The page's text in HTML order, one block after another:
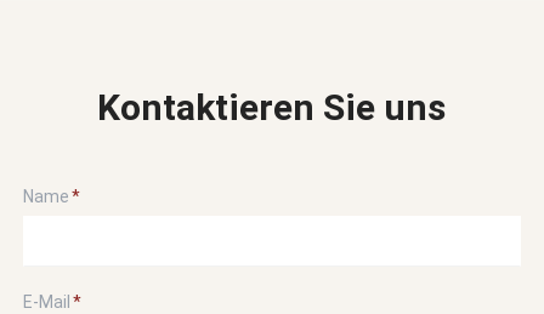
Kontaktieren Sie uns
Pflichtfeld
Name*
Pflichtfeld
E-Mail *